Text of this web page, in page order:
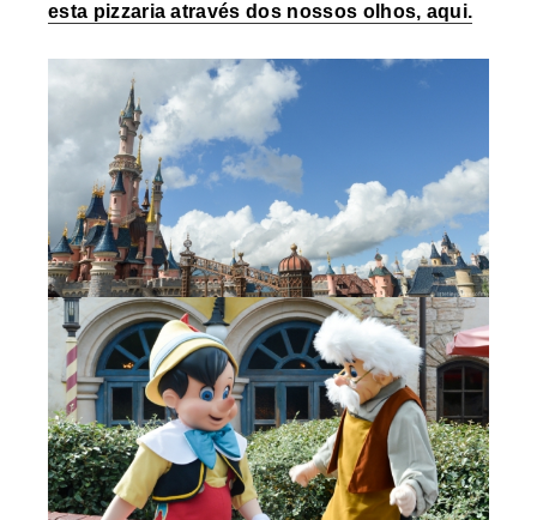
esta pizzaria através dos nossos olhos, aqui.